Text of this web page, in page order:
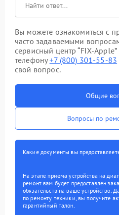
Вы можете ознакомиться с
часто задаваемыми
сервисный центр “FIX-
телефону+7 (800) 301-55-83
свой вопрос.
Общие
Вопросы по
Какие документы вы
На этапе приема устройства на
ремонт вам будет предоставлен
обязательств на ваше устройство.
по ремонту техники, вы получите
гарантийный талон.